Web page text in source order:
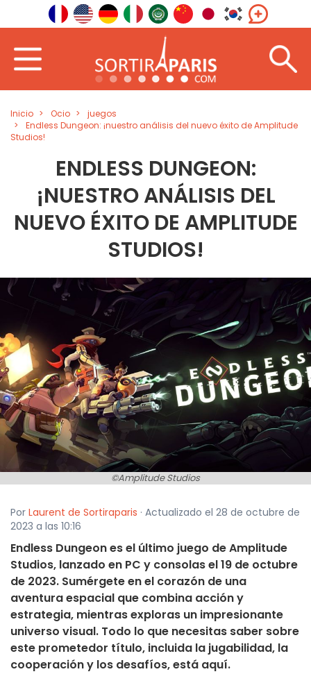
Inicio Ocio
juegos
Endless Dungeon: ¡nuestro análisis del nuevo éxito de Amplitude
Studios!
ENDLESS DUNGEON:
¡NUESTRO ANÁLISIS DEL
NUEVO ÉXITO DE AMPLITUDE
STUDIOS!
©Amplitude Studios
Por Laurent de Sortiraparis · Actualizado el 28 de octubre de
2023 a las 10:16
Endless Dungeon es el último juego de Amplitude
Studios, lanzado en PC y consolas el 19 de octubre
de 2023. Sumérgete en el corazón de una
aventura espacial que combina acción y
estrategia, mientras exploras un impresionante
universo visual. Todo lo que necesitas saber sobre
este prometedor título, incluida la jugabilidad, la
cooperación y los desafíos, está aquí.